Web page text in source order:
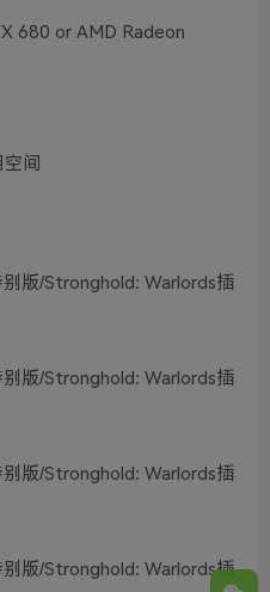
680 or AMD Radeon
间